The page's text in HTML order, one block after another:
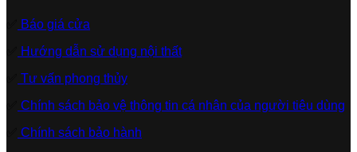
Báo giá cửa
Hướng dẫn sử dụng nội thất
Tư vấn phong thủy
Chính sách bảo vệ thông tin cá nhân của người tiêu dùng
Chính sách bảo hành